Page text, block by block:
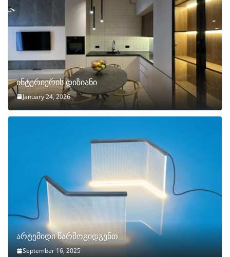
ინტერიერის დიზიანი
January 24, 2026
არტემიდი წარმოგიდგენთ
September 16, 2025